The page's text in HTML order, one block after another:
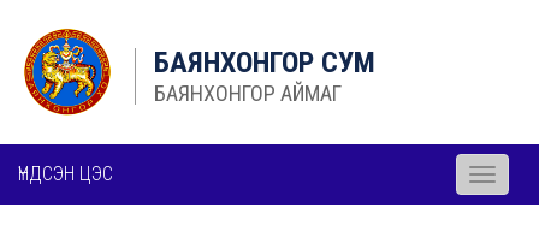
БАЯНХОНГОР СУМ
БАЯНХОНГОР АЙМАГ
ҮНДСЭН ЦЭС
Toggle